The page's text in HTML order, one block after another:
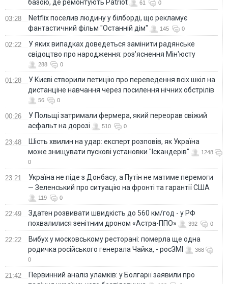
базою, де ремонтують Patriot 61 0
03:28
Netflix поселив людину у білборді, що рекламує
фантастичний фільм "Останній дім"
145 0
02:22
У яких випадках доведеться замінити радянське
свідоцтво про народження: роз'яснення Мін'юсту
288 0
01:28
У Києві створили петицію про переведення всіх шкіл на
дистанціне навчання через посилення нічних обстрілів
56 0
00:26
У Польщі затримали фермера, який переорав свіжий
асфальт на дорозі
510 0
23:48
Шість хвилин на удар: експерт розповів, як Україна
може знищувати пускові установки "Іскандерів"
1248
0
23:21
Україна не піде з Донбасу, а Путін не матиме перемоги
— Зеленський про ситуацію на фронті та гарантії США
119 0
22:49
Здатен розвивати швидкість до 560 км/год - у РФ
похвалилися зенітним дроном «Астра-ППО»
392 0
22:22
Вибух у московському ресторані: померла ще одна
родичка російського генерала Чайка, - росЗМІ
368
0
21:42
Первинний аналіз уламків: у Болгарії заявили про